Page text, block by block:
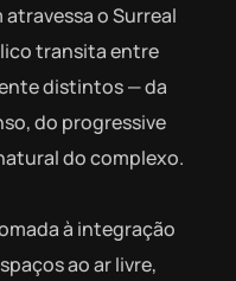
o Surreal
transita entre
distintos — da
do progressive
do complexo.
à integração
ao ar livre,